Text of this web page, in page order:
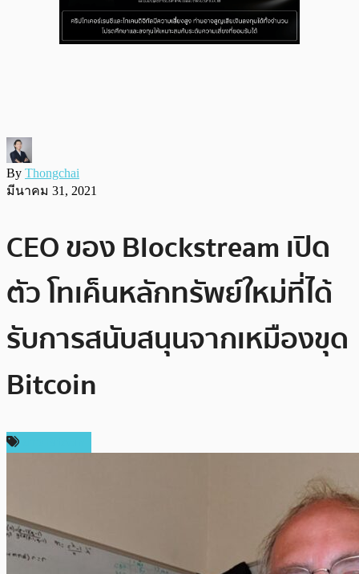
By Thongchai
มีนาคม 31, 2021
CEO ของ Blockstream เปิด
ตัว โทเค็นหลักทรัพย์ใหม่ที่ได้
รับการสนับสนุนจากเหมืองขุด
Bitcoin